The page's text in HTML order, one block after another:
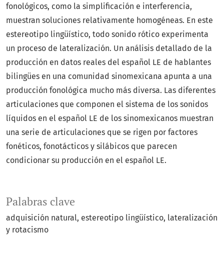
Palabras clave
adquisición natural estereotipo lingüístico lateralización
y rotacismo
fonológicos, como la simplificación e interferencia,
muestran soluciones relativamente homogéneas. En este
estereotipo lingüístico, todo sonido rótico experimenta
un proceso de lateralización. Un análisis detallado de la
producción en datos reales del español LE de hablantes
bilingües en una comunidad sinomexicana apunta a una
producción fonológica mucho más diversa. Las diferentes
articulaciones que componen el sistema de los sonidos
líquidos en el español LE de los sinomexicanos muestran
una serie de articulaciones que se rigen por factores
fonéticos, fonotácticos y silábicos que parecen
condicionar su producción en el español LE.